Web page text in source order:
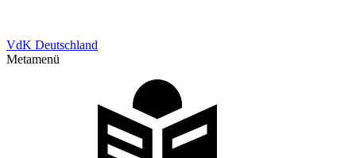
VdK Deutschland
Metamenü